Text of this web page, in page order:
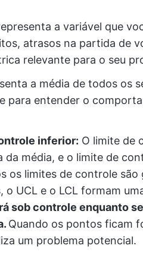
a variável que
atrasos na partida de
relevante para o seu
a média de todos os
para entender o
inferior: O limite de
da média, e o limite de
os limites de controle são
UCL e o LCL formam
sob controle enquanto
Quando os pontos ficam
um problema potencial.